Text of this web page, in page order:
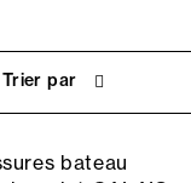
Trier par